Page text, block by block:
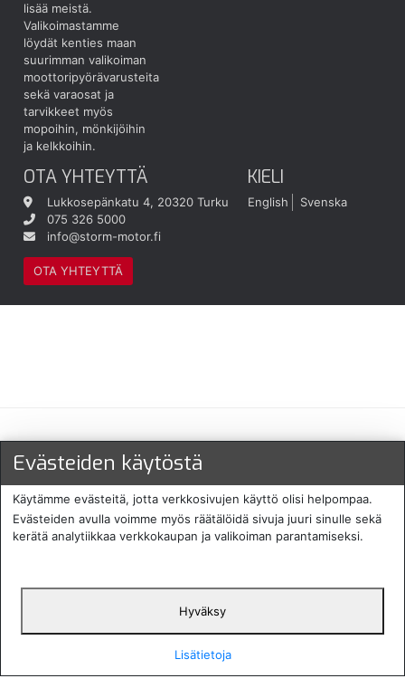
lisää meistä.
Valikoimastamme
löydät kenties maan
suurimman valikoiman
moottoripyörävarusteita
sekä varaosat ja
tarvikkeet myös
mopoihin, mönkijöihin
ja kelkkoihin.
OTA YHTEYTTÄ
Lukkosepänkatu 4, 20320 Turku
075 326 5000
info@storm-motor.fi
OTA YHTEYTTÄ
KIELI
English Svenska
Maksu- ja toimitustavat
Protecomp
Copyright 2024. All rights
English
Evästeiden käytöstä
Käytämme evästeitä, jotta verkkosivujen käyttö olisi helpompaa.
Evästeiden avulla voimme myös räätälöidä sivuja juuri sinulle sekä
kerätä analytiikkaa verkkokaupan ja valikoiman parantamiseksi.
Hyväksy
Lisätietoja